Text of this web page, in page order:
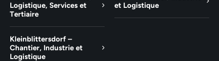
Logistique, Services et
Tertiaire
et Logistique
Kleinblittersdorf –
Chantier, Industrie et
Logistique